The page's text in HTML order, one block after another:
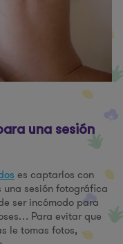
una sesión
es captarlos con
una sesión fotográfica
ser incómodo para
Para evitar que
le tomas fotos,